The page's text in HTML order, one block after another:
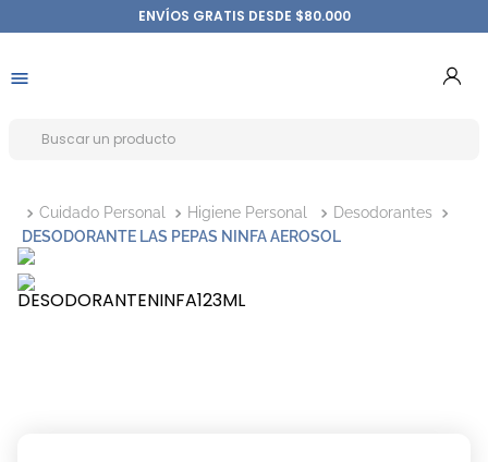
ENVÍOS GRATIS DESDE $80.000
Cuidado Personal Higiene Personal
Desodorantes
DESODORANTE LAS PEPAS NINFA AEROSOL